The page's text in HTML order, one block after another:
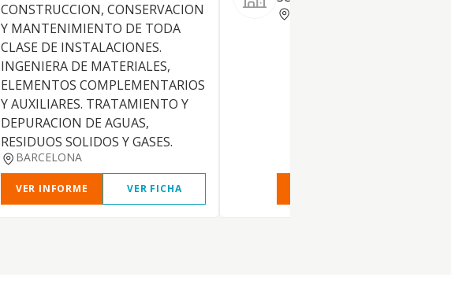
CONSTRUCCION, CONSERVACION
Y MANTENIMIENTO DE TODA
CLASE DE INSTALACIONES.
INGENIERA DE MATERIALES,
ELEMENTOS COMPLEMENTARIOS
Y AUXILIARES. TRATAMIENTO Y
DEPURACION DE AGUAS,
RESIDUOS SOLIDOS Y GASES.
BARCELONA
VER INFORME VER FICHA